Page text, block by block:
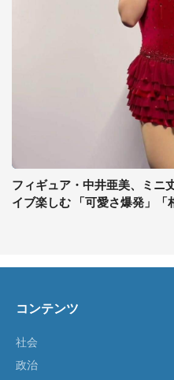
フィギュア・中井亜美、ミニ
イブ楽しむ 「可愛さ爆発」「
コンテンツ
社会
政治